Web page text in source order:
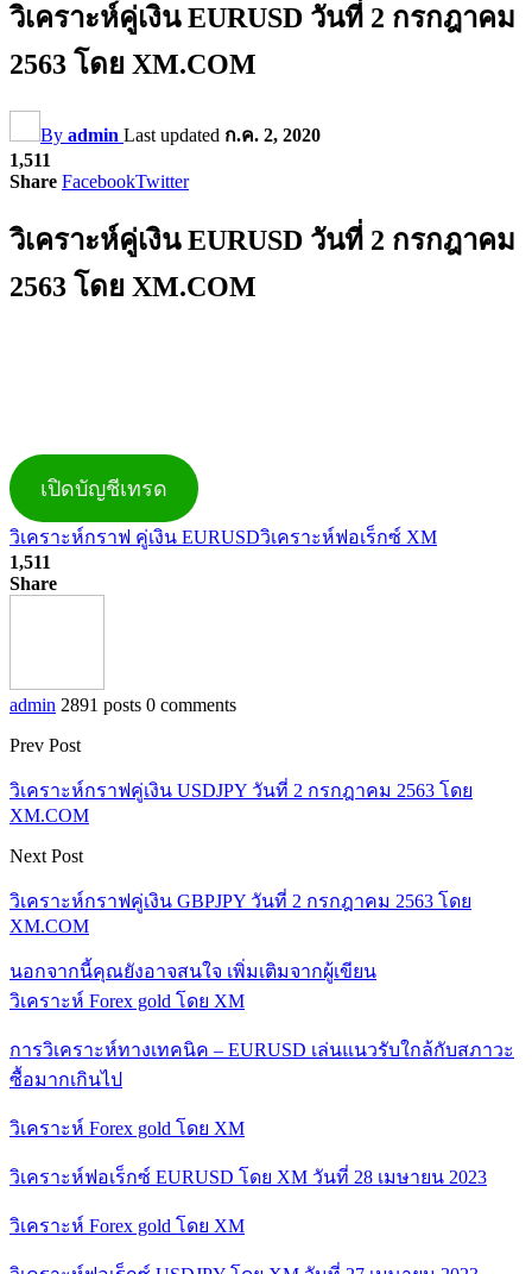
วิเคราะห์คู่เงิน EURUSD วันที่ 2 กรกฎาคม
2563 โดย XM.COM
By admin Last updated ก.ค. 2, 2020
1,511
Share FacebookTwitter
วิเคราะห์คู่เงิน EURUSD วันที่ 2 กรกฎาคม
2563 โดย XM.COM
เปิดบัญชีเทรด
วิเคราะห์กราฟ คู่เงิน EURUSDวิเคราะห์ฟอเร็กซ์ XM
1,511
Share
admin 2891 posts 0 comments
Prev Post
วิเคราะห์กราฟคู่เงิน USDJPY วันที่ 2 กรกฎาคม 2563 โดย
XM.COM
Next Post
วิเคราะห์กราฟคู่เงิน GBPJPY วันที่ 2 กรกฎาคม 2563 โดย
XM.COM
นอกจากนี้คุณยังอาจสนใจ เพิ่มเติมจากผู้เขียน
วิเคราะห์ Forex gold โดย XM
การวิเคราะห์ทางเทคนิค – EURUSD เล่นแนวรับใกล้กับสภาวะ
ซื้อมากเกินไป
วิเคราะห์ Forex gold โดย XM
วิเคราะห์ฟอเร็กซ์ EURUSD โดย XM วันที่ 28 เมษายน 2023
วิเคราะห์ Forex gold โดย XM